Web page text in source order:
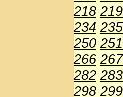
218 219
234 235
250 251
266 267
282 283
298 299